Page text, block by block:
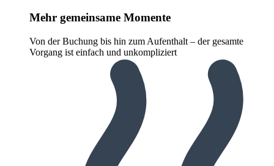
Mehr gemeinsame Momente
Von der Buchung bis hin zum Aufenthalt – der gesamte
Vorgang ist einfach und unkompliziert